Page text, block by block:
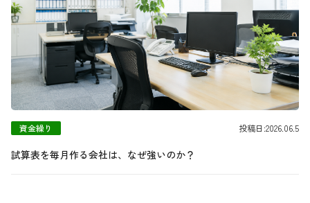
資金繰り 投稿日:2026.06.5
試算表を毎月作る会社は、なぜ強いのか？